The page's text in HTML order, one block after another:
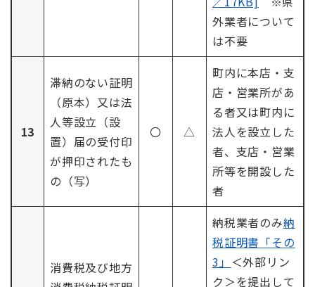
外業者について
は不要
13
滞納のない証明
（原本）又は法
人等設立（設
置）届の受付印
が押印されたも
の（写）
〇 △
町内に本店・支
店・営業所があ
る者又は町内に
法人を設立した
者、支店・営業
所等を開設した
者
消費税及び地方
納税業者のみ納
税証明書「その
3」 ＜外部リン
ク＞を提出して